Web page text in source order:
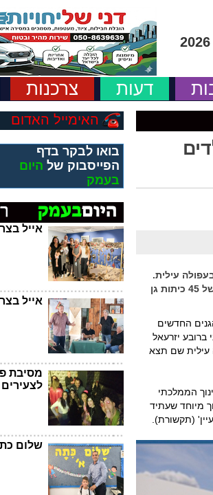
דעות צרכנות
עילית.
עם סיום בנייתם של הגנים בתחילת שנת הלימודים הקרובה, תשבור עיריית עפולה שיא בנייה של 45 כיתות גן
החדשים
ברובע יזרעאל
עילית שם תצא
הממלכתי
מיוחד שעתיד
(תקשורת).
האימייל האדום
בואו לבקר בדף
הפייסבוק של היום
בעמק
אייל
אייל
מסיבת
לצעירים
שלום